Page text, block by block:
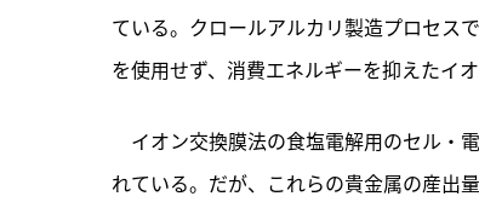
ている。クロールアルカリ製造プロセス
を使用せず、消費エネルギーを抑えたイ
イオン交換膜法の食塩電解用のセル・
れている。だが、これらの貴金属の産出